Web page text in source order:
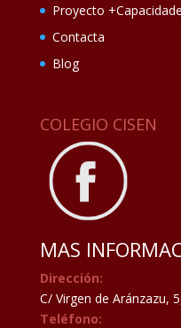
Proyecto
Contacta
Blog
COLEGIO CISEN
MAS
Dirección:
C/ Virgen de Aránzazu,
Teléfono: